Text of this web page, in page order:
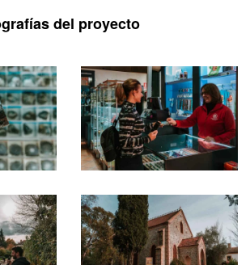
del proyecto
Ampliar
Ampliar